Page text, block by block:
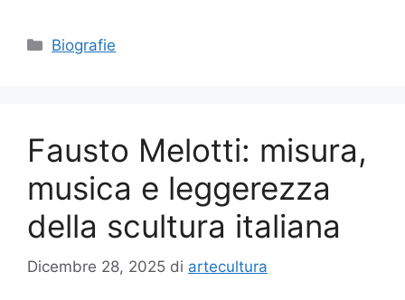
Categorie
Biografie
Fausto Melotti: misura,
musica e leggerezza
della scultura italiana
Dicembre 28, 2025 di artecultura